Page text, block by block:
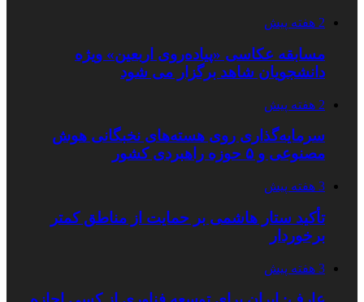
2 هفته پیش
مسابقه عکاسی «پیاده‌روی اربعین» ویژه
دانشجویان شاهد برگزار می شود
2 هفته پیش
سرمایه‌گذاری روی هسته‌های نخبگانی هوش
مصنوعی و ۵ حوزه راهبردی کشور
3 هفته پیش
تأکید ستار هاشمی بر حمایت از مناطق کمتر
برخوردار
3 هفته پیش